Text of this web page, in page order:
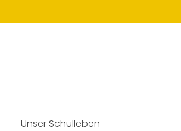
Unser Schulleben